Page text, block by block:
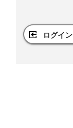
ログイン